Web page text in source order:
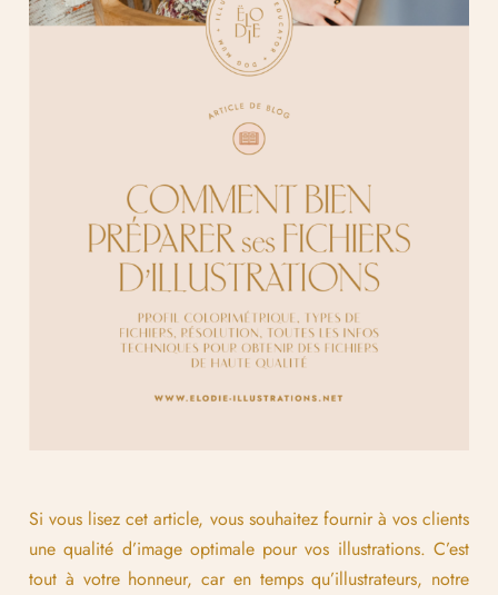
Si vous lisez cet article, vous souhaitez fournir à vos clients
une qualité d’image optimale pour vos illustrations. C’est
tout à votre honneur, car en temps qu’illustrateurs, notre